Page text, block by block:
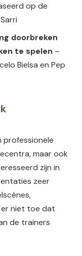
op de
doorbreken
te spelen –
Bielsa en Pep
professionele
maar ook
zijn in
zeer
er niet toe dat
de trainers